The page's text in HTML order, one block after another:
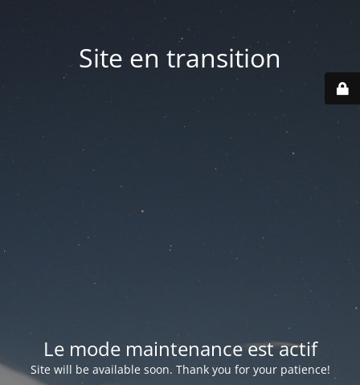
Site en transition
Le mode maintenance est actif
Site will be available soon. Thank you for your patience!